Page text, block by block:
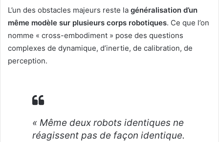
L’un des obstacles majeurs reste la généralisation d’un
même modèle sur plusieurs corps robotiques. Ce que l’on
nomme « cross-embodiment » pose des questions
complexes de dynamique, d’inertie, de calibration, de
perception.
« Même deux robots identiques ne
réagissent pas de façon identique.